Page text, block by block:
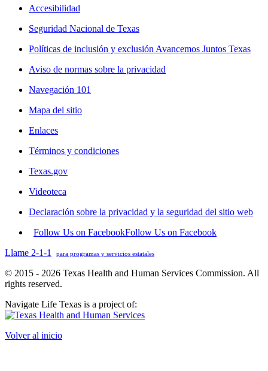
Accesibilidad
Seguridad Nacional de Texas
Políticas de inclusión y exclusión Avancemos Juntos Texas
Aviso de normas sobre la privacidad
Navegación 101
Mapa del sitio
Enlaces
Términos y condiciones
Texas.gov
Videoteca
Declaración sobre la privacidad y la seguridad del sitio web
Follow Us on FacebookFollow Us on Facebook
Llame 2-1-1
para programas y servicios estatales
© 2015 - 2026 Texas Health and Human Services Commission. All
rights reserved.
Navigate Life Texas is a project of:
Volver al inicio